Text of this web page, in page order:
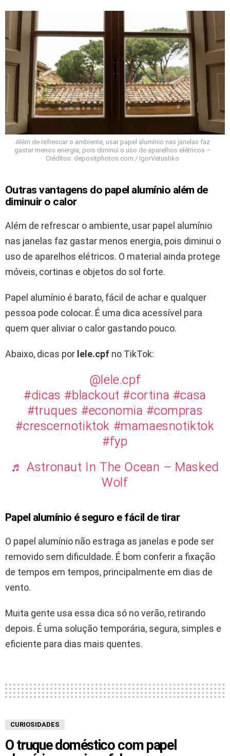
Além de refrescar o ambiente, usar papel alumínio nas janelas faz
gastar menos energia, pois diminui o uso de aparelhos elétricos –
Créditos: depositphotos.com / IgorVetushko
Outras vantagens do papel alumínio além de
diminuir o calor
Além de refrescar o ambiente, usar papel alumínio
nas janelas faz gastar menos energia, pois diminui o
uso de aparelhos elétricos. O material ainda protege
móveis, cortinas e objetos do sol forte.
Papel alumínio é barato, fácil de achar e qualquer
pessoa pode colocar. É uma dica acessível para
quem quer aliviar o calor gastando pouco.
Abaixo, dicas por lele.cpf no TikTok:
@lele.cpf
#dicas #blackout #cortina #casa
#truques #economia #compras
#crescernotiktok #mamaesnotiktok
#fyp
♬ Astronaut In The Ocean – Masked
Wolf
Papel alumínio é seguro e fácil de tirar
O papel alumínio não estraga as janelas e pode ser
removido sem dificuldade. É bom conferir a fixação
de tempos em tempos, principalmente em dias de
vento.
Muita gente usa essa dica só no verão, retirando
depois. É uma solução temporária, segura, simples e
eficiente para dias mais quentes.
CURIOSIDADES
O truque doméstico com papel